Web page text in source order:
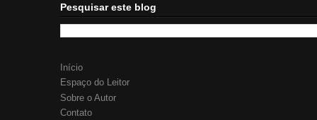
Pesquisar este blog
Início
Espaço do Leitor
Sobre o Autor
Contato